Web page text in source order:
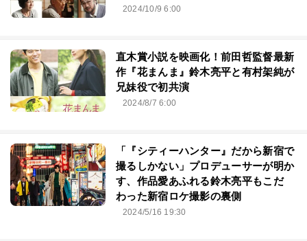
2024/10/9 6:00
直木賞小説を映画化！前田哲監督最新
作『花まんま』鈴木亮平と有村架純が
兄妹役で初共演
2024/8/7 6:00
「『シティーハンター』だから新宿で
撮るしかない」プロデューサーが明か
す、作品愛あふれる鈴木亮平もこだ
わった新宿ロケ撮影の裏側
2024/5/16 19:30